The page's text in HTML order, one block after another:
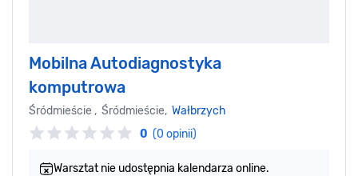
Mobilna Autodiagnostyka
komputrowa
Śródmieście , Śródmieście, Wałbrzych
0 (0 opinii)
Warsztat nie udostępnia kalendarza online.